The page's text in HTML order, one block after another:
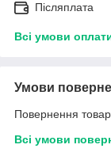
Післяплата
Всі умови
Умови
Повернення
Всі умови